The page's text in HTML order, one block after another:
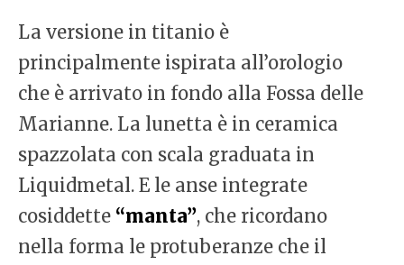
La versione in titanio è
principalmente ispirata all’orologio
che è arrivato in fondo alla Fossa delle
Marianne. La lunetta è in ceramica
spazzolata con scala graduata in
Liquidmetal. E le anse integrate
cosiddette “manta”, che ricordano
nella forma le protuberanze che il